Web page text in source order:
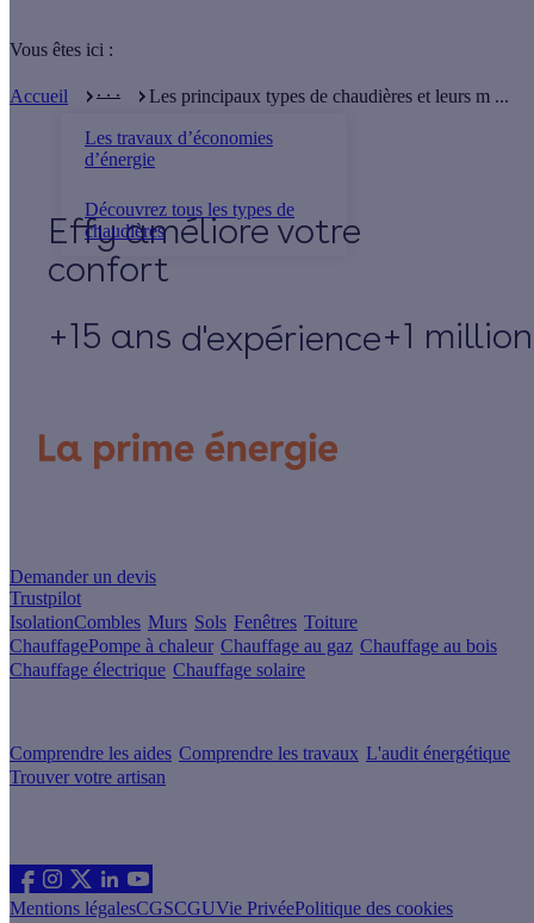
Vous êtes ici :
Accueil . . .
Les travaux d’économies
d’énergie
Découvrez tous les types de
chaudières
Les principaux types de chaudières et leurs m ...
Effy
+15 ans d'expérience+1
Demander un devis
Trustpilot
IsolationCombles Murs Sols Fenêtres Toiture
ChauffagePompe à chaleur Chauffage au gaz Chauffage au bois
Chauffage électrique Chauffage solaire
Comprendre les aides Comprendre les travaux L'audit énergétique
Trouver votre artisan
Mentions légalesCGSCGUVie PrivéePolitique des cookies